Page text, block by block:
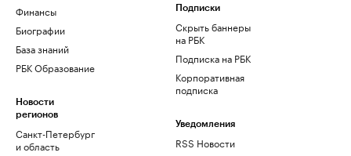
Финансы
Биографии
База знаний
РБК Образование
Новости
регионов
Санкт-Петербург
и область
Подписки
Скрыть баннеры
на РБК
Подписка на РБК
Корпоративная
подписка
Уведомления
RSS Новости